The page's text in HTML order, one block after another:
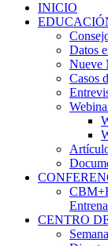
INICIO
Datos
Nueve
Casos
CENTRO